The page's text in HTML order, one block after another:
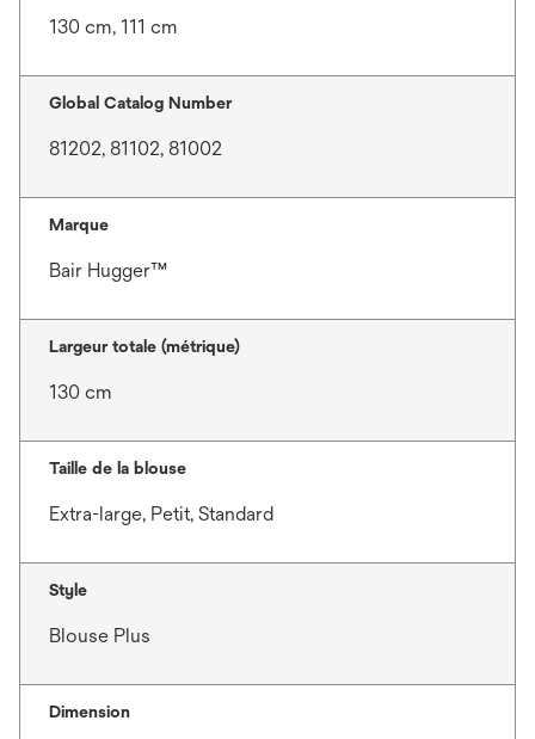
130 cm, 111 cm
Global Catalog Number
81202, 81102, 81002
Marque
Bair Hugger™
Largeur totale (métrique)
130 cm
Taille de la blouse
Extra-large, Petit, Standard
Style
Blouse Plus
Dimension